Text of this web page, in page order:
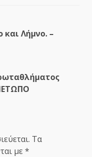
και Λήμνο. –
Τα
με *